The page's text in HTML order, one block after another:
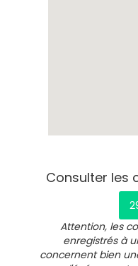
Consulter les
Attention, les
enregistrés à
concernent bien